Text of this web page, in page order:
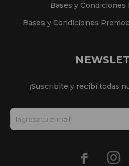
Bases y
Bases y Condiciones
¡Suscribite y recibí todas
 